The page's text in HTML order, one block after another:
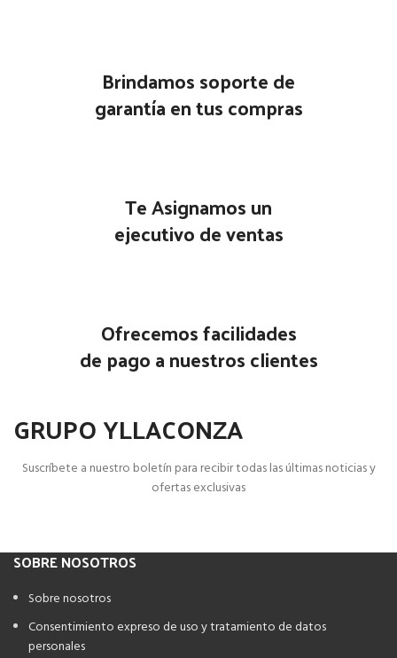
Brindamos soporte de
garantía en tus compras
Te Asignamos un
ejecutivo de ventas
Ofrecemos facilidades
de pago a nuestros clientes
GRUPO YLLACONZA
Suscríbete a nuestro boletín para recibir todas las últimas noticias y
ofertas exclusivas
SOBRE NOSOTROS
Sobre nosotros
Consentimiento expreso de uso y tratamiento de datos
personales